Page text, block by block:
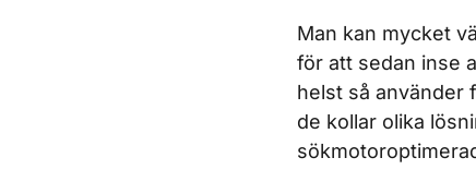
Man kan mycket
för att sedan inse
helst så använder
de kollar olika